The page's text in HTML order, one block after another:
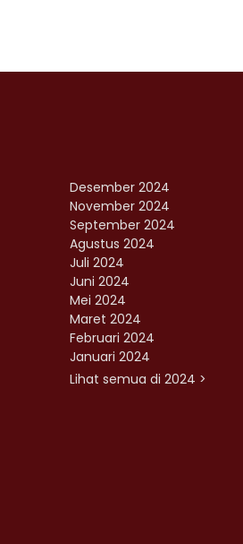
Desember 2024
November 2024
September 2024
Agustus 2024
Juli 2024
Juni 2024
Mei 2024
Maret 2024
Februari 2024
Januari 2024
Lihat semua di 2024 >